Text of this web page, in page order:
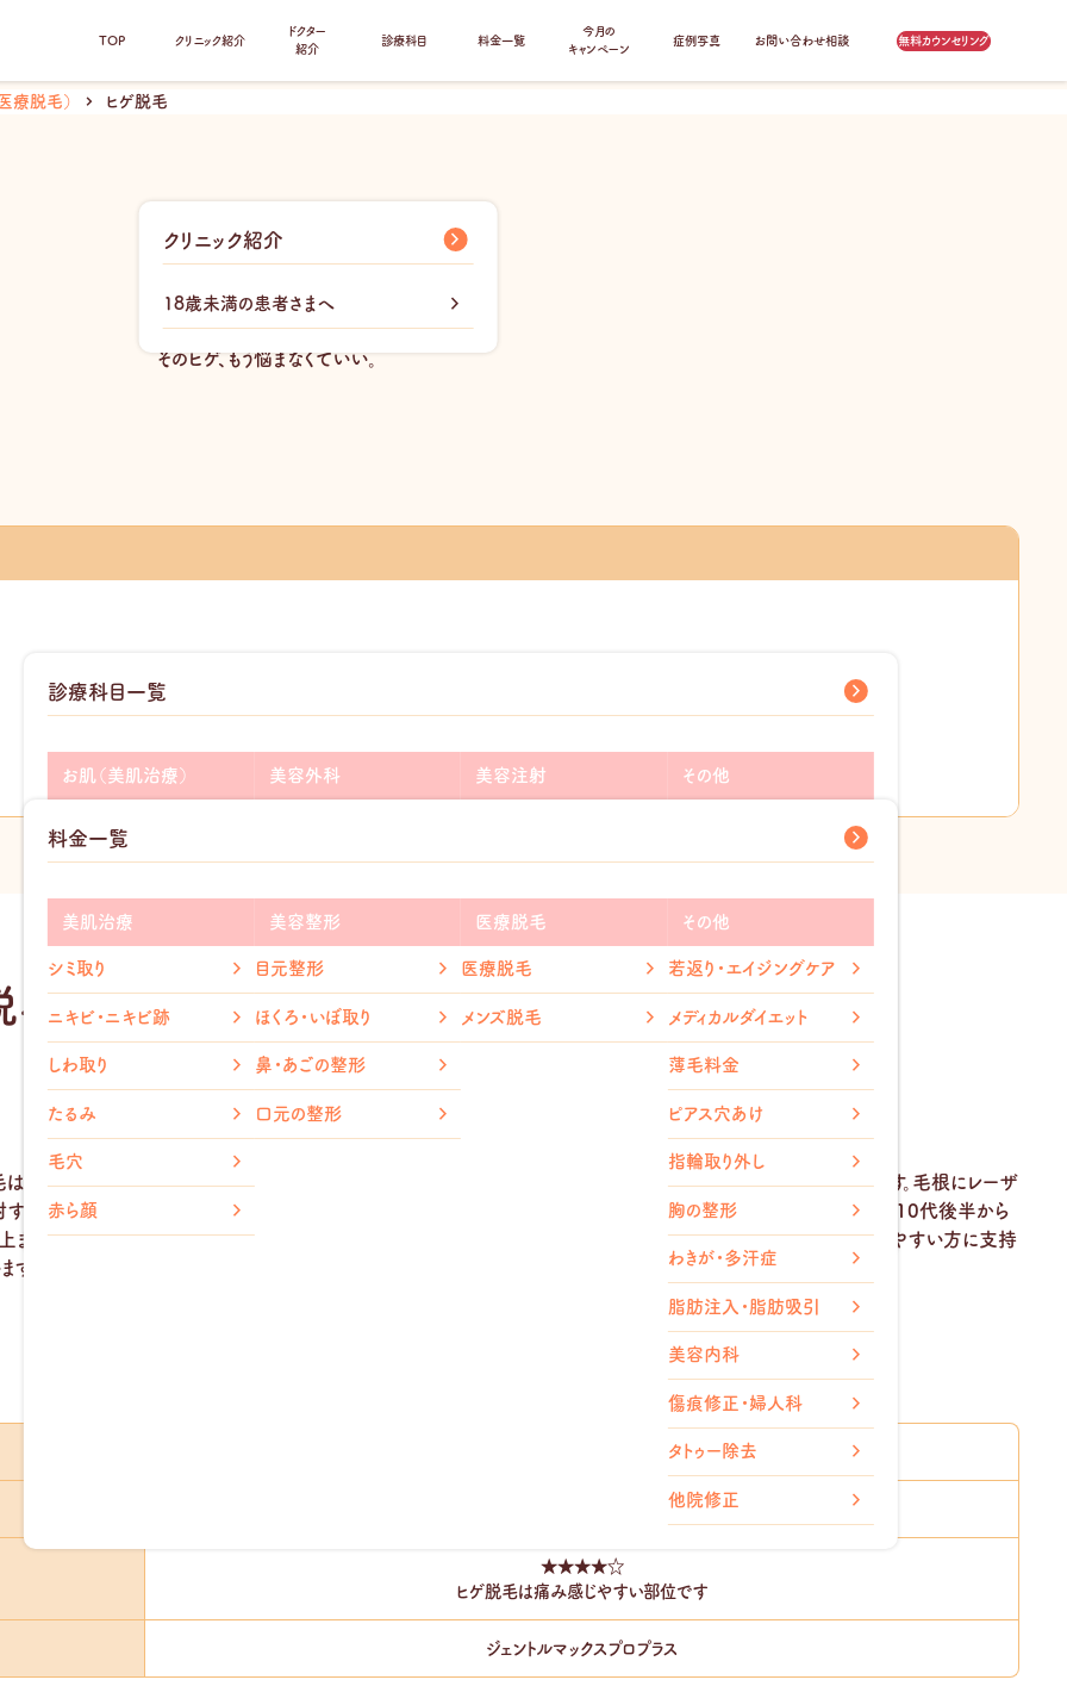
TOP クリニック紹介
クリニック紹介
18歳未満の患者さまへ
ドクター
紹介
診療科目
診療科目一覧
お肌（美肌治療）
add
add 医療脱毛
add 毛穴治療
ホクロ取り
赤ら顔治療
美容外科
add
add しわ取り
add たるみ取り
鼻整形
口元整形
胸の整形
美容注射
グロースファクター
メディカルダイエット
その他
薄毛治療(AGA)
ワキガ・多汗症治療
アンチエイジング
美容内服
料金一覧
料金一覧
美肌治療
シミ取り
ニキビ・ニキビ跡
しわ取り
たるみ
毛穴
赤ら顔
美容整形
目元整形
ほくろ・いぼ取り
鼻・あごの整形
口元の整形
医療脱毛
医療脱毛
メンズ脱毛
その他
若返り・エイジングケア
メディカルダイエット
薄毛料金
ピアス穴あけ
指輪取り外し
胸の整形
わきが・多汗症
脂肪注入・脂肪吸引
美容内科
傷痕修正・婦人科
タトゥー除去
他院修正
今月の
キャンペーン
症例写真 お問い合わせ相談 無料カウンセリング
療脱毛） ヒゲ脱毛
ヒゲ脱毛
そのヒゲ、もう悩まなくていい。
毛とは？医療脱毛で得られる効果
、毎日のヒゲ剃りの負担を軽減しながら、 ニキビや肌荒れの予防が期待できる医療脱毛です。毛根にレーザ
ることでヒゲの再生を抑え、自己処理による刺激を減らすことで肌環境の改善にもつながります。当院のヒゲ脱毛は10代後半から
まで幅広い年齢層に選ばれており、ビジネスシーンでの第一印象を良くしたい方や、カミソリ負け・ニキビを繰り返しやすい方に支持
。
★★★★☆
ヒゲ脱毛は痛み感じやすい部位です
ジェントルマックスプロプラス